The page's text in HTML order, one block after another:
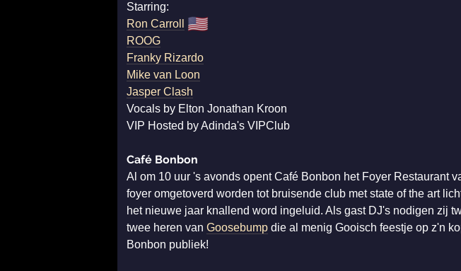
Starring:
Ron Carroll
🇺🇸
ROOG
Franky Rizardo
Mike van Loon
Jasper Clash
Vocals by Elton Jonathan Kroon
VIP Hosted by Adinda's VIPClub
Café Bonbon
Al om 10 uur 's avonds opent Café Bonbon het Foyer Restaurant
foyer omgetoverd worden tot bruisende club met state of the art
het nieuwe jaar knallend word ingeluid. Als gast DJ's nodigen zij
twee heren van Goosebumpdie al menig Gooisch feestje op z'n
Bonbon publiek!